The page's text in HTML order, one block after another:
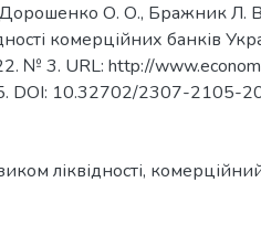
О. О., Бражник Л. В.
комерційних банків
№ 3. URL: http://
DOI: 10.32702/2307-2105-
ліквідності,